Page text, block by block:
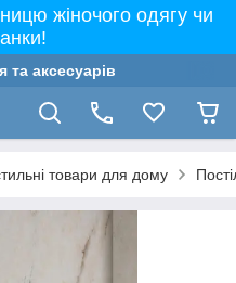
жіночого одягу чи
та аксесуарів
товари для дому